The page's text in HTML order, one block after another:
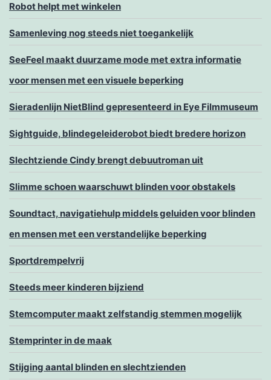
Robot helpt met winkelen
Samenleving nog steeds niet toegankelijk
SeeFeel maakt duurzame mode met extra informatie
voor mensen met een visuele beperking
Sieradenlijn NietBlind gepresenteerd in Eye Filmmuseum
Sightguide, blindegeleiderobot biedt bredere horizon
Slechtziende Cindy brengt debuutroman uit
Slimme schoen waarschuwt blinden voor obstakels
Soundtact, navigatiehulp middels geluiden voor blinden
en mensen met een verstandelijke beperking
Sportdrempelvrij
Steeds meer kinderen bijziend
Stemcomputer maakt zelfstandig stemmen mogelijk
Stemprinter in de maak
Stijging aantal blinden en slechtzienden